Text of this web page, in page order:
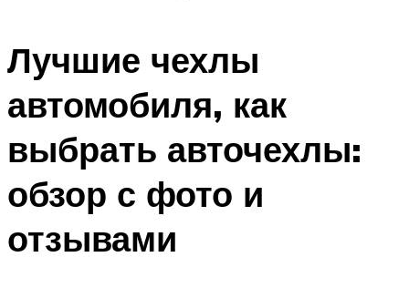
Лучшие чехлы
автомобиля, как
выбрать авточехлы:
обзор с фото и
отзывами